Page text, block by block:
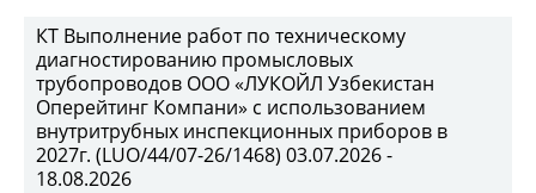
КТ Выполнение работ по техническому
диагностированию промысловых
трубопроводов ООО «ЛУКОЙЛ Узбекистан
Оперейтинг Компани» с использованием
внутритрубных инспекционных приборов в
2027г. (LUO/44/07-26/1468) 03.07.2026 -
18.08.2026